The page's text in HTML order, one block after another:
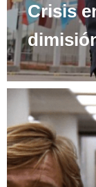
Crisis